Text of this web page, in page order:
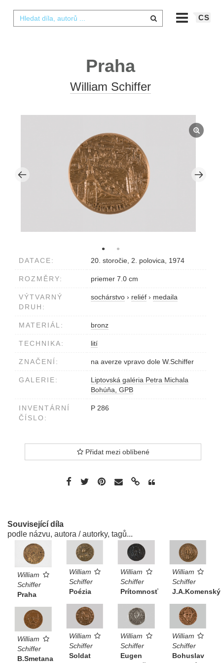
CS
Praha
William Schiffer
DATACE: 20. storočie, 2. polovica, 1974
ROZMĚRY: priemer 7.0 cm
VÝTVARNÝ
DRUH:
sochárstvo › reliéf › medaila
MATERIÁL: bronz
TECHNIKA: lití
ZNAČENÍ: na averze vpravo dole W.Schiffer
GALERIE:
Liptovská galéria Petra Michala
Bohúňa, GPB
INVENTÁRNÍ
ČÍSLO:
P 286
Přidat mezi oblíbené
Související díla
podle názvu, autora / autorky, tagů...
William
Schiffer
Praha
William
Schiffer
Poézia
William
Schiffer
Prítomnosť
William
Schiffer
J.A.Komenský
William
Schiffer
Soldat
William
Schiffer
Eugen
William
Schiffer
Bohuslav
William
Schiffer
B.Smetana